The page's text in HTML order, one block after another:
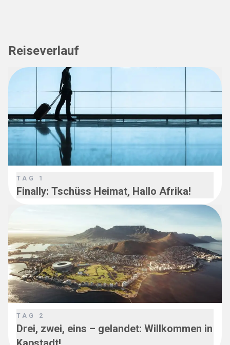
Reiseverlauf
TAG 1
Finally: Tschüss Heimat, Hallo Afrika!
TAG 2
Drei, zwei, eins – gelandet: Willkommen in